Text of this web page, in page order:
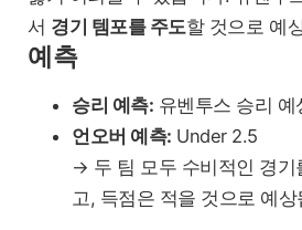
서 경기 템포를 주도할 것으로 예
예측
승리 예측: 유벤투스 승리 예
언오버 예측: Under 2.5
→ 두 팀 모두 수비적인 경기
고, 득점은 적을 것으로 예상